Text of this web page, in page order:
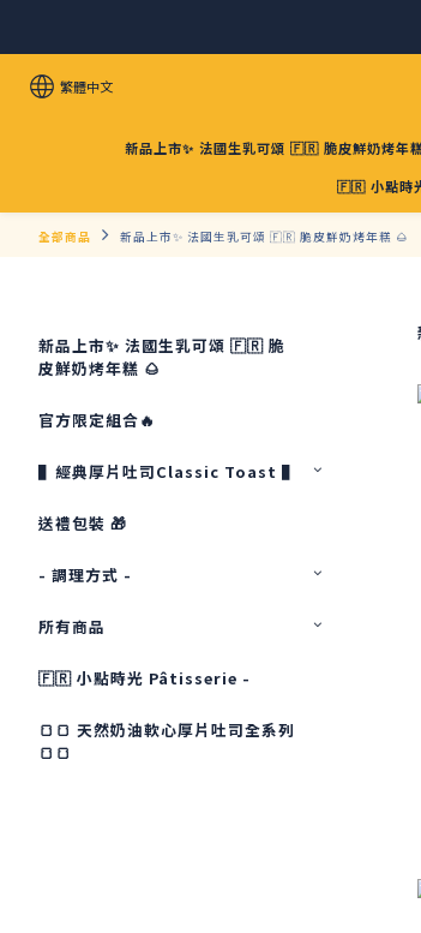
繁體中文
新品上市✨ 法國生乳可頌 🇫🇷 脆皮鮮奶烤年
🇫🇷 小點時
全部商品 新品上市✨ 法國生乳可頌 🇫🇷 脆皮鮮奶烤年糕 🌰
新品上市✨ 法國生乳可頌 🇫🇷 脆
皮鮮奶烤年糕 🌰
官方限定組合🔥
▌經典厚片吐司Classic Toast ▌
送禮包裝 🎁
- 調理方式 -
所有商品
🇫🇷 小點時光 Pâtisserie -
🍞🍞 天然奶油軟心厚片吐司全系列
🍞🍞